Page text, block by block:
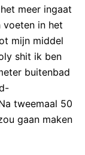
meer ingaat
voeten in het
mijn middel
shit ik ben
buitenbad
tweemaal 50
gaan maken